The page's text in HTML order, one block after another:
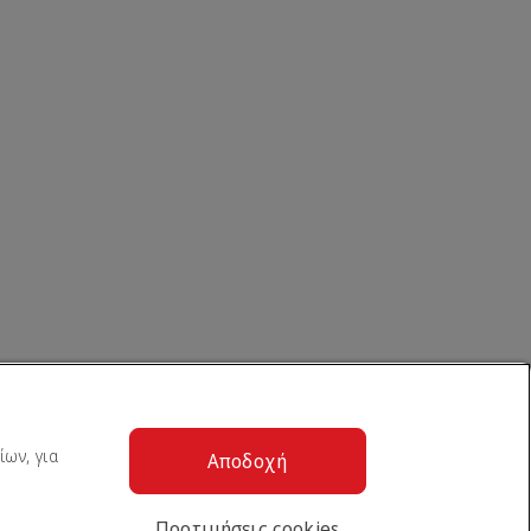
για Αποδοχή